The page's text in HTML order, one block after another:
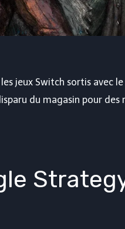
jeux Switch sortis avec
du magasin pour des